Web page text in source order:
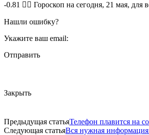
-0.81 🧙‍♀ Гороскоп на сегодня, 21 мая, для
Нашли ошибку?
Укажите ваш email:
Отправить
Закрыть
Предыдущая статьяТелефон плавится на
Следующая статьяВся нужная